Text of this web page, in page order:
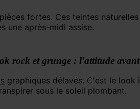
fortes. Ces teintes
une après-midi assise.
rock et grunge : l'attitude
graphiques délavés. C'est le
sous le soleil plombant.